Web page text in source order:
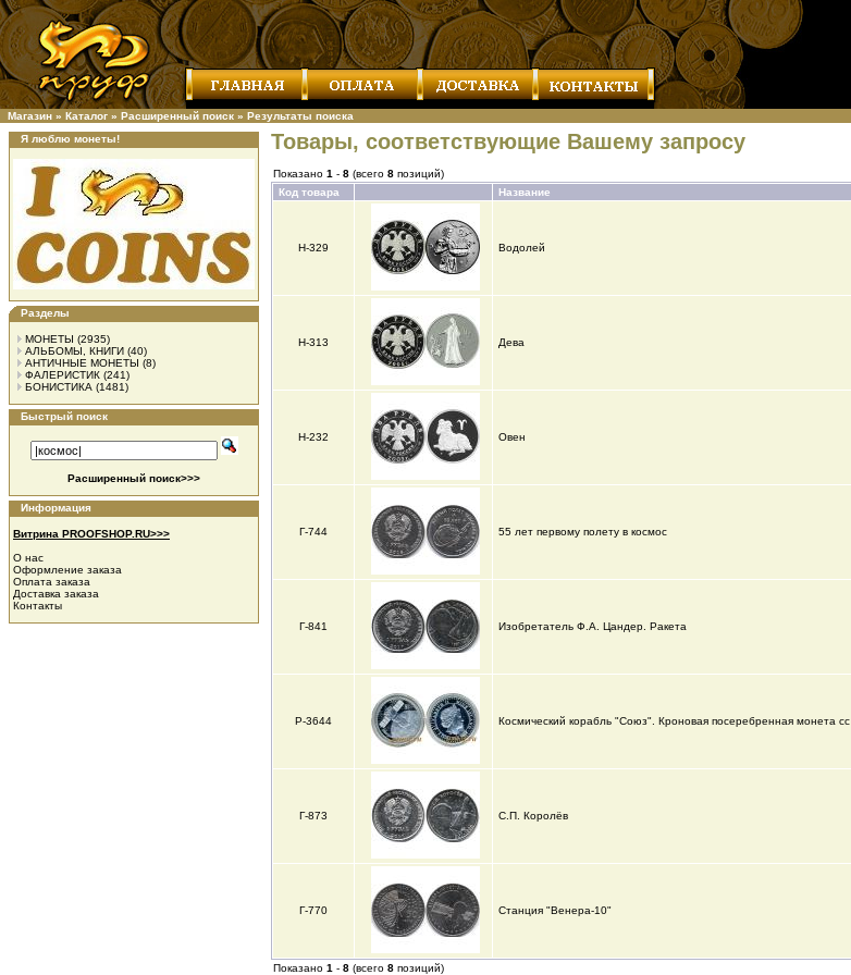
Магазин » Каталог » Расширенный поиск » Результаты поиска
Я люблю монеты!
Разделы
МОНЕТЫ (2935)
АЛЬБОМЫ, КНИГИ (40)
АНТИЧНЫЕ МОНЕТЫ (8)
ФАЛЕРИСТИК (241)
БОНИСТИКА (1481)
Быстрый поиск
Расширенный поиск>>>
Информация
Витрина PROOFSHOP.RU>>>
О нас
Оформление заказа
Оплата заказа
Доставка заказа
Контакты
Товары, соответствующие Вашему запросу
Показано 1 - 8 (всего 8 позиций)
Код товара
Название
Н-329 Водолей
Н-313 Дева
Н-232 Овен
Г-744 55 лет первому полету в космос
Г-841 Изобретатель Ф.А. Цандер. Ракета
Р-3644 Космический корабль "Союз". Кроновая посеребренная монета cc
Г-873 С.П. Королёв
Г-770 Станция "Венера-10"
Показано 1 - 8 (всего 8 позиций)